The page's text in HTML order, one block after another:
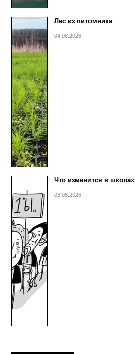
Лес из питомника
04.08.2026
Что изменится в школах
03.08.2026